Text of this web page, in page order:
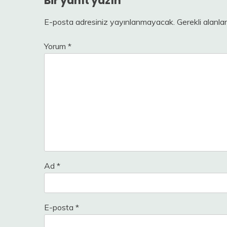
E-posta adresiniz yayınlanmayacak. Gerekli alanlar
Yorum *
Ad *
E-posta *